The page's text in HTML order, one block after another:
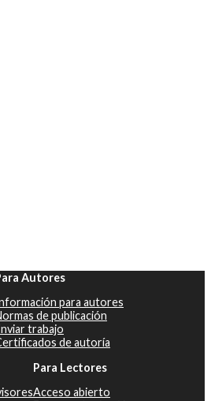
Autores
para autores
de publicación
trabajo
de autoría
Para Lectores
Acceso abierto